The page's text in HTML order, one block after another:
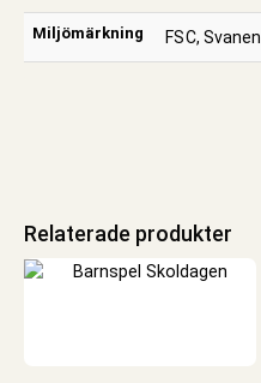
Miljömärkning FSC, Svanen
Relaterade produkter